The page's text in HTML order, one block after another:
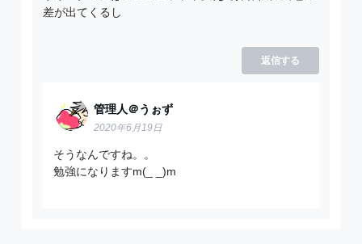
差が出てくるし
返信する
管理人＠うぉず
2020年6月19日
そうなんですね。。
勉強になりますm(_ _)m